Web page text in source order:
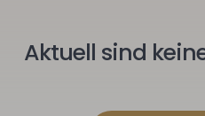
Aktuell sind